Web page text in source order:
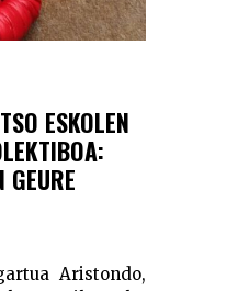
ESKOLEN
GEURE
Aristondo,